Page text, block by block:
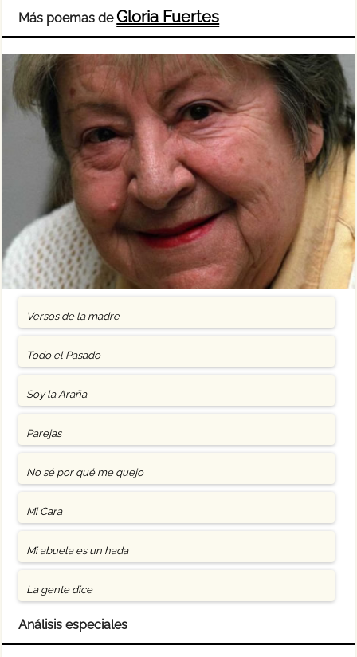
Más poemas deGloria Fuertes
Versos de la madre
Todo el Pasado
Soy la Araña
Parejas
No sé por qué me quejo
Mi Cara
Mi abuela es un hada
La gente dice
Análisis especiales